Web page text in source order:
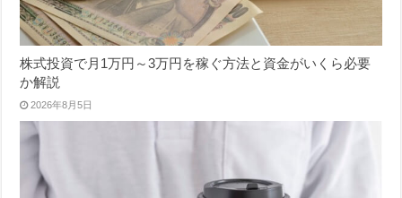
株式投資で月1万円～3万円を稼ぐ方法と資金がいくら必要
か解説
2026年8月5日